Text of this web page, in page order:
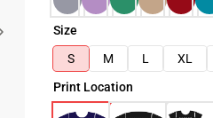
Size
S
M L XL
Print Location